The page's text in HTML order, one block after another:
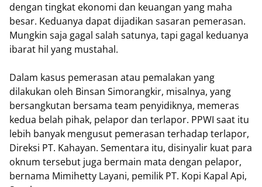
dengan tingkat ekonomi dan keuangan yang maha
besar. Keduanya dapat dijadikan sasaran pemerasan.
Mungkin saja gagal salah satunya, tapi gagal keduanya
ibarat hil yang mustahal.
Dalam kasus pemerasan atau pemalakan yang
dilakukan oleh Binsan Simorangkir, misalnya, yang
bersangkutan bersama team penyidiknya, memeras
kedua belah pihak, pelapor dan terlapor. PPWI saat itu
lebih banyak mengusut pemerasan terhadap terlapor,
Direksi PT. Kahayan. Sementara itu, disinyalir kuat para
oknum tersebut juga bermain mata dengan pelapor,
bernama Mimihetty Layani, pemilik PT. Kopi Kapal Api,